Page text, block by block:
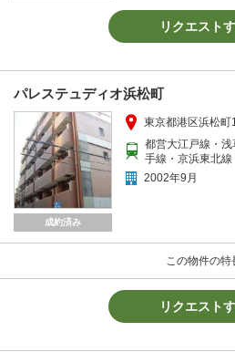
リクエスト
パレステュディオ浜松町
成約済み
この物件の特
東京都港区浜松町
都営大江戸線・
手線・京浜東北
2002年9月
リクエスト